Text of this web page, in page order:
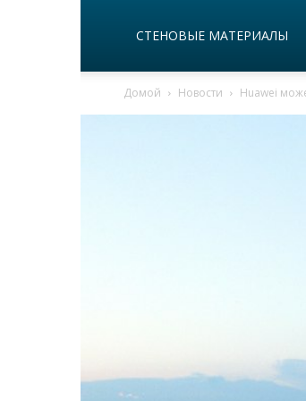
СТЕНОВЫЕ МАТЕРИАЛЫ
Домой Новости Huawei